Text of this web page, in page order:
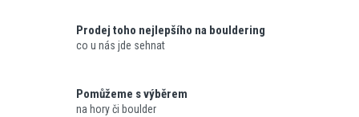
Prodej toho nejlepšího na bouldering
co u nás jde sehnat
Pomůžeme s výběrem
na hory či boulder